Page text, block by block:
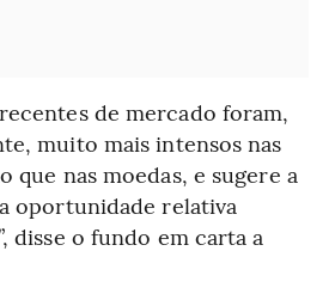
de mercado foram,
muito mais intensos nas
que nas moedas, e sugere a
oportunidade relativa
disse o fundo em carta a